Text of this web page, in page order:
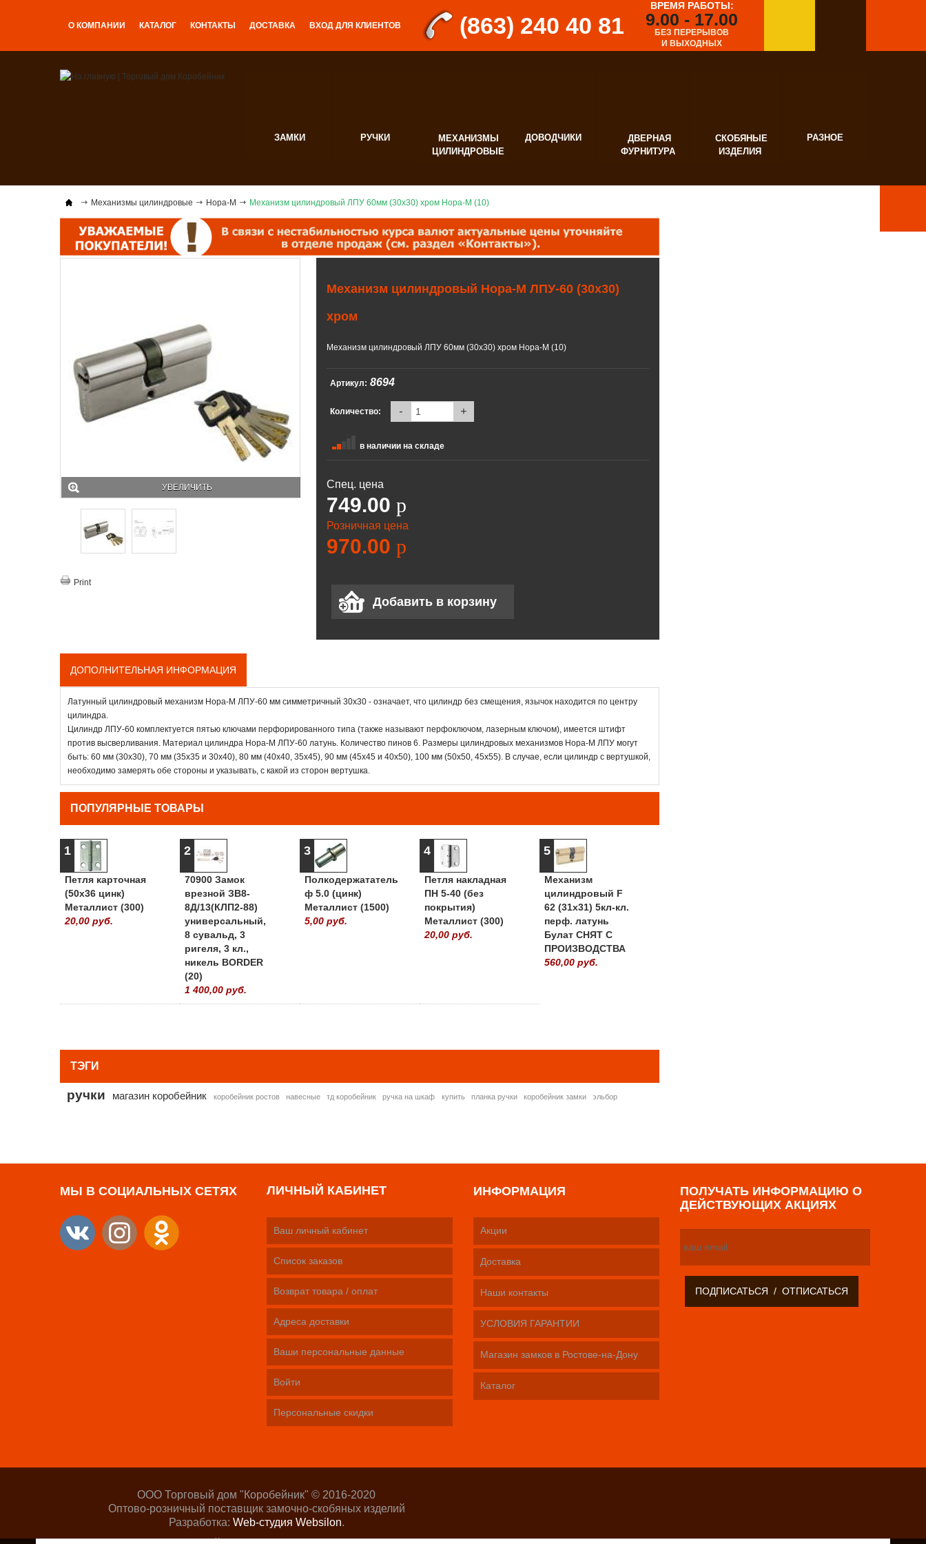
О КОМПАНИИ КАТАЛОГ КОНТАКТЫ ДОСТАВКА ВХОД ДЛЯ КЛИЕНТОВ
ЗАМКИ РУЧКИ
МЕХАНИЗМЫ
ЦИЛИНДРОВЫЕ
ДОВОДЧИКИ
ДВЕРНАЯ
ФУРНИТУРА
СКОБЯНЫЕ
ИЗДЕЛИЯ
РАЗНОЕ
(863) 240 40 81
ВРЕМЯ РАБОТЫ:
9.00 - 17.00
БЕЗ ПЕРЕРЫВОВ
И ВЫХОДНЫХ
Механизмы цилиндровые Нора-М Механизм цилиндровый ЛПУ 60мм (30х30) хром Нора-М (10)
УВЕЛИЧИТЬ
Print
Механизм цилиндровый Нора-М ЛПУ-60 (30х30)
хром
Механизм цилиндровый ЛПУ 60мм (30х30) хром Нора-М (10)
Артикул: 8694
Количество: - +
в наличии на складе
Спец. цена
749.00 p
Розничная цена
970.00 p
ДОПОЛНИТЕЛЬНАЯ ИНФОРМАЦИЯ
Латунный цилиндровый механизм Нора-М ЛПУ-60 мм симметричный 30х30 - означает, что цилиндр без смещения, язычок находится по центру
цилиндра.
Цилиндр ЛПУ-60 комплектуется пятью ключами перфорированного типа (также называют перфоключом, лазерным ключом), имеется штифт
против высверливания. Материал цилиндра Нора-М ЛПУ-60 латунь. Количество пинов 6. Размеры цилиндровых механизмов Нора-М ЛПУ могут
быть: 60 мм (30x30), 70 мм (35x35 и 30х40), 80 мм (40x40, 35х45), 90 мм (45x45 и 40х50), 100 мм (50x50, 45х55). В случае, если цилиндр с вертушкой,
необходимо замерять обе стороны и указывать, с какой из сторон вертушка.
ПОПУЛЯРНЫЕ ТОВАРЫ
1
Петля карточная
(50х36 цинк)
Металлист (300)
20,00 руб.
2
70900 Замок
врезной ЗВ8-
8Д/13(КЛП2-88)
универсальный,
8 сувальд, 3
ригеля, 3 кл.,
никель BORDER
(20)
1 400,00 руб.
3
Полкодержататель
ф 5.0 (цинк)
Металлист (1500)
5,00 руб.
4
Петля накладная
ПН 5-40 (без
покрытия)
Металлист (300)
20,00 руб.
5
Механизм
цилиндровый F
62 (31х31) 5кл-кл.
перф. латунь
Булат СНЯТ С
ПРОИЗВОДСТВА
560,00 руб.
ТЭГИ
ручки магазин коробейник коробейник ростов навесные тд коробейник ручка на шкаф купить планка ручки коробейник замки эльбор
МЫ В СОЦИАЛЬНЫХ СЕТЯХ ЛИЧНЫЙ КАБИНЕТ
Ваш личный кабинет
Список заказов
Возврат товара / оплат
Адреса доставки
Ваши персональные данные
Войти
Персональные скидки
ИНФОРМАЦИЯ
Акции
Доставка
Наши контакты
УСЛОВИЯ ГАРАНТИИ
Магазин замков в Ростове-на-Дону
Каталог
ПОЛУЧАТЬ ИНФОРМАЦИЮ О
ДЕЙСТВУЮЩИХ АКЦИЯХ
ООО Торговый дом "Коробейник" © 2016-2020
Оптово-розничный поставщик замочно-скобяных изделий
Разработка: Web-студия Websilon.